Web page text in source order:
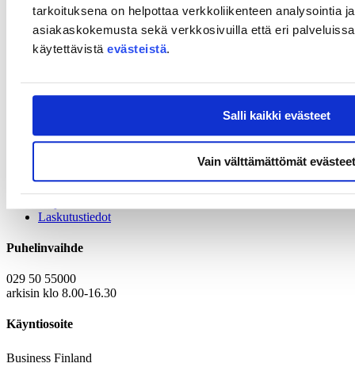
tarkoituksena on helpottaa verkkoliikenteen analysointia
asiakaskokemusta sekä verkkosivuilla että eri
käytettävistä evästeistä.
Salli kaikki evästeet
Vain välttämättömät evästeet
Osallistu puolustusteollisuuden yritysryhmävierailulle Association of
the United States Armyn (AUSA) vuosittaiseen kokoukseen ja
näyttelyyn Washington D.C.:ssä 13.–15. lokakuuta 2025.
Defense and Digital Resilience -ohjelma, Dual Use Defense
Technology Export Booster sekä Finnish Defense and Aerospace
Lue lisää englanninkielisiltä sivuiltamme
Laskutustiedot
Puhelinvaihde
029 50 55000
arkisin klo 8.00-16.30
Käyntiosoite
Business Finland